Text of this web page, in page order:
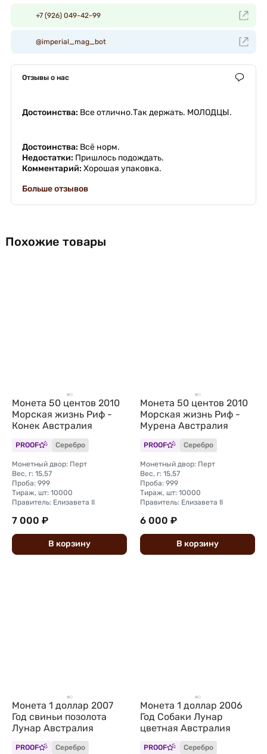
+7 (926) 049-42-99
@imperial_mag_bot
Отзывы о нас
Достоинства: Все отлично.Так держать. МОЛОДЦЫ.
Достоинства: Всë норм.
Недостатки: Пришлось подождать.
Комментарий: Хорошая упаковка.
Больше отзывов
Похожие товары
Монета 50 центов 2010
Морская жизнь Риф -
Конек Австралия
PROOF Серебро
Монетный двор: Перт
Вес, г: 15,57
Проба: 999
Тираж, шт: 10000
Правитель: Елизавета II
7 000 ₽
В корзину
Монета 50 центов 2010
Морская жизнь Риф -
Мурена Австралия
PROOF Серебро
Монетный двор: Перт
Вес, г: 15,57
Проба: 999
Тираж, шт: 10000
Правитель: Елизавета II
6 000 ₽
В корзину
Монета 1 доллар 2007
Год свиньи позолота
Лунар Австралия
PROOF Серебро
Монета 1 доллар 2006
Год Собаки Лунар
цветная Австралия
PROOF Серебро